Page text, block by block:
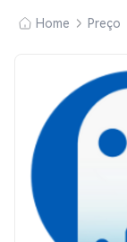
Home Preço